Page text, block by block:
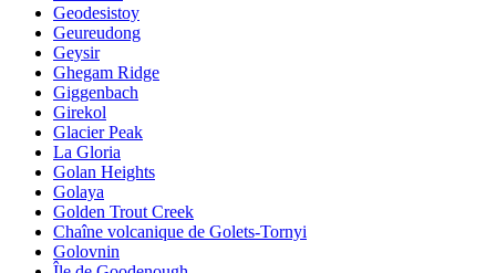
Geodesistoy
Geureudong
Geysir
Ghegam Ridge
Giggenbach
Girekol
Glacier Peak
La Gloria
Golan Heights
Golaya
Golden Trout Creek
Chaîne volcanique de Golets-Tornyi
Golovnin